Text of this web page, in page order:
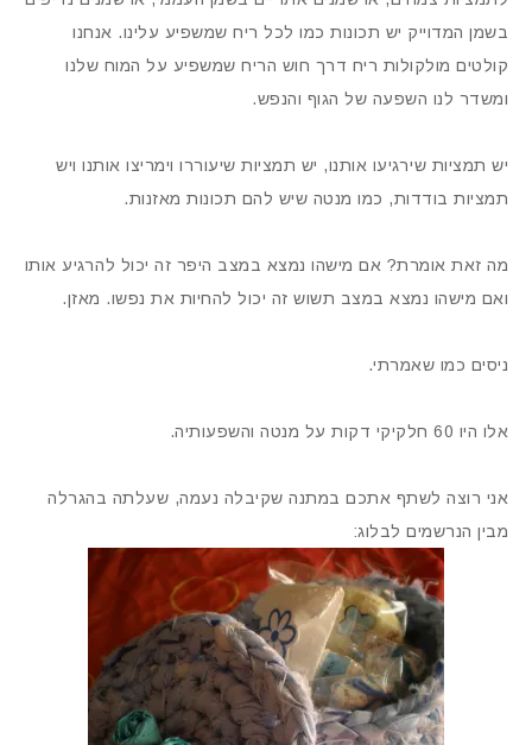
בשמן המדוייק יש תכונות כמו לכל ריח שמשפיע עלינו. אנחנו
קולטים מולקולות ריח דרך חוש הריח שמשפיע על המוח שלנו
ומשדר לנו השפעה של הגוף והנפש.
יש תמציות שירגיעו אותנו, יש תמציות שיעוררו וימריצו אותנו ויש
תמציות בודדות, כמו מנטה שיש להם תכונות מאזנות.
מה זאת אומרת? אם מישהו נמצא במצב היפר זה יכול להרגיע אותו
ואם מישהו נמצא במצב תשוש זה יכול להחיות את נפשו. מאזן.
ניסים כמו שאמרתי.
אלו היו 60 חלקיקי דקות על מנטה והשפעותיה.
אני רוצה לשתף אתכם במתנה שקיבלה נעמה, שעלתה בהגרלה
מבין הנרשמים לבלוג: